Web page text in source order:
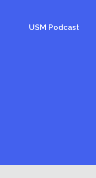
USM Podcast